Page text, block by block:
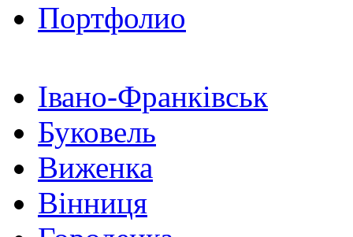
Портфолио
Івано-Франківськ
Буковель
Виженка
Вінниця